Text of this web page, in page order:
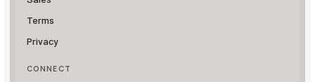
Terms
Privacy
CONNECT